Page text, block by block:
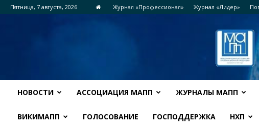
Пятница, 7 августа, 2026 Журнал «Профессионал» Журнал «Лидер»
НОВОСТИ АССОЦИАЦИЯ МАПП ЖУРНАЛЫ МАПП
ВИКИМАПП ГОЛОСОВАНИЕ ГОСПОДДЕРЖКА НХП